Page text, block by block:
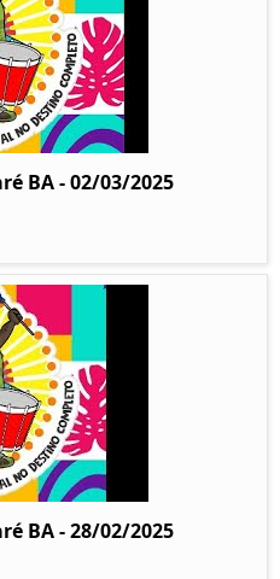
BA - 02/03/2025
BA - 28/02/2025